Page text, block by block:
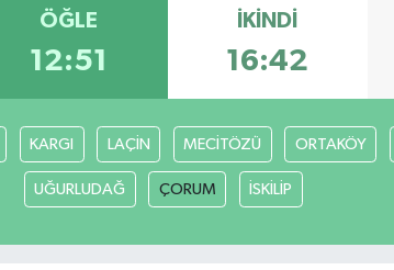
ÖĞLE
12:51
İKINDI
16:42
KARGI LAÇİN MECİTÖZÜ ORTAKÖY
UĞURLUDAĞ ÇORUM İSKİLİP